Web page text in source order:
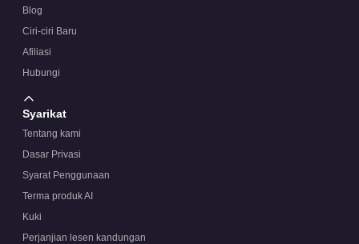
Blog
Ciri-ciri Baru
Afiliasi
Hubungi
Syarikat
Tentang kami
Dasar Privasi
Syarat Penggunaan
Terma produk AI
Kuki
Perjanjian lesen kandungan